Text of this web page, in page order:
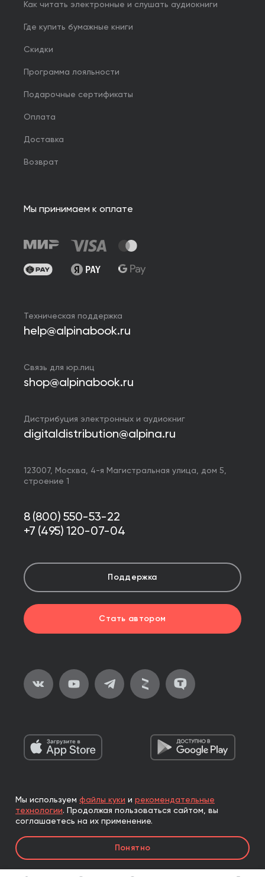
Как читать электронные и слушать аудиокниги
Где купить бумажные книги
Скидки
Программа лояльности
Подарочные сертификаты
Оплата
Доставка
Возврат
Мы принимаем к оплате
Техническая поддержка
help@alpinabook.ru
Связь для юр.лиц
shop@alpinabook.ru
Дистрибуция электронных и аудиокниг
digitaldistribution@alpina.ru
123007, Москва, 4-я Магистральная улица, дом 5,
строение 1
8 (800) 550-53-22
+7 (495) 120-07-04
Поддержка
Стать автором
2026, ООО «Альпина Паблишер»
Все права защищены
Книги реализуются ООО «Альпина Паблишер»
по договору комиссии с ООО «Альпина нон-фикшн»,
по договору комиссии с ООО «Альпина ПРО».
Мы используем файлы куки и рекомендательные
технологии. Продолжая пользоваться сайтом, вы
соглашаетесь на их применение.
Понятно